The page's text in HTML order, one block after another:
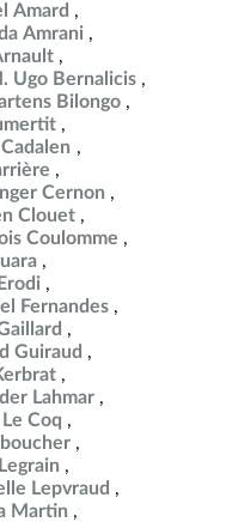
Amard
Amrani
Ugo Bernalicis
Bilongo
Cernon
Clouet
Coulomme
Fernandes
Guiraud
Lahmar
Coq
Lepvraud
Martin